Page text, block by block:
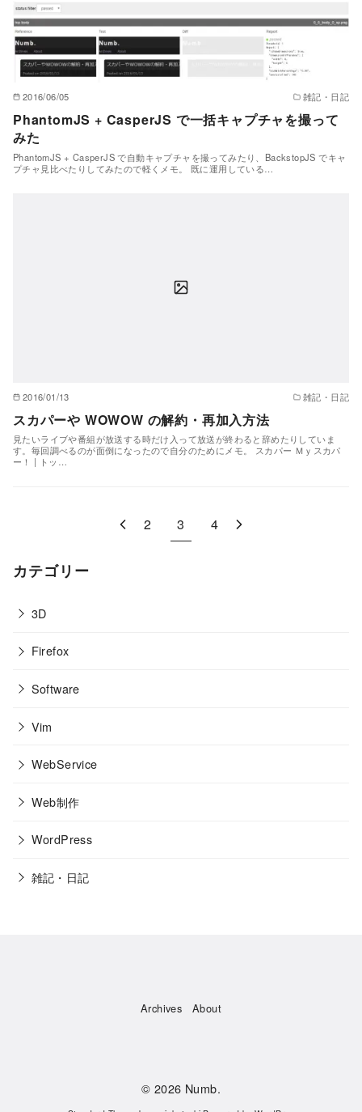
2016/06/05 雑記・日記
PhantomJS + CasperJS で一括キャプチャを撮って
みた
PhantomJS + CasperJS で自動キャプチャを撮ってみたり、BackstopJS でキャ
プチャ見比べたりしてみたので軽くメモ。 既に運用している…
2016/01/13 雑記・日記
スカパーや WOWOW の解約・再加入方法
見たいライブや番組が放送する時だけ入って放送が終わると辞めたりしていま
す。毎回調べるのが面倒になったので自分のためにメモ。 スカパー Ｍｙスカパ
ー！ | トッ…
2 3 4
カテゴリー
3D
Firefox
Software
Vim
WebService
Web制作
WordPress
雑記・日記
Archives About
© 2026 Numb.